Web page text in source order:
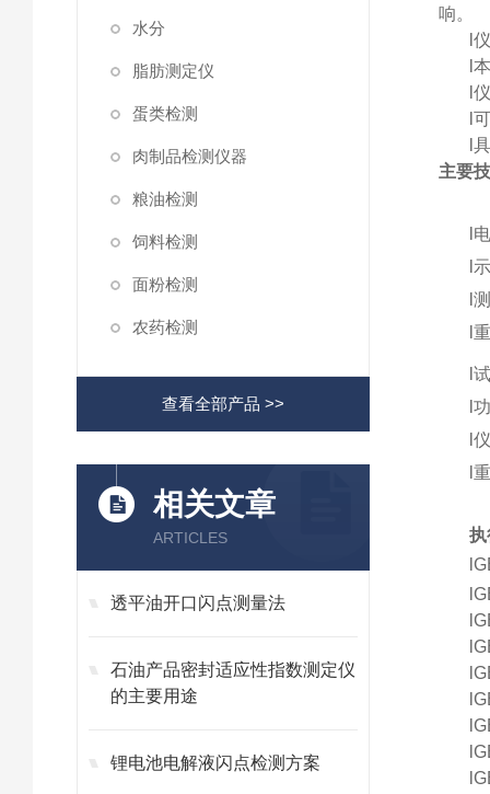
水分
脂肪测定仪
蛋类检测
肉制品检测仪器
粮油检测
饲料检测
面粉检测
农药检测
查看全部产品 >>
相关文章
ARTICLES
透平油开口闪点测量法
石油产品密封适应性指数测定仪
的主要用途
锂电池电解液闪点检测方案
响。
l
l
l
l
l
主要
l
l
l
l
l
l
执
l
l
l
l
l
l
l
l
l